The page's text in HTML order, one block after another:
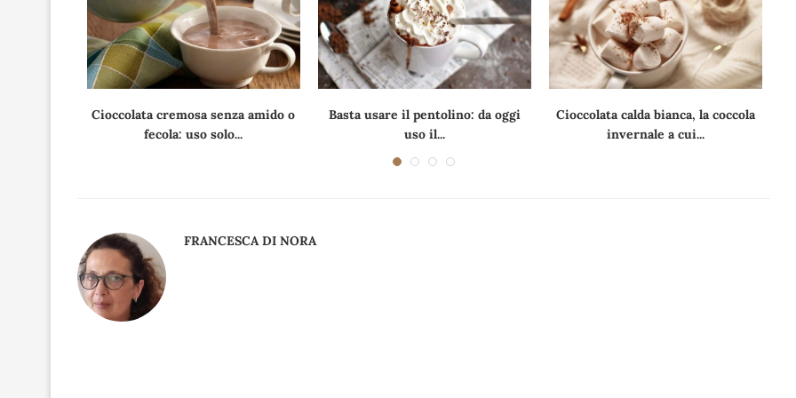
Cioccolata cremosa senza amido o
fecola: uso solo...
Basta usare il pentolino: da oggi
uso il...
Cioccolata calda bianca, la coccola
invernale a cui...
FRANCESCA DI NORA